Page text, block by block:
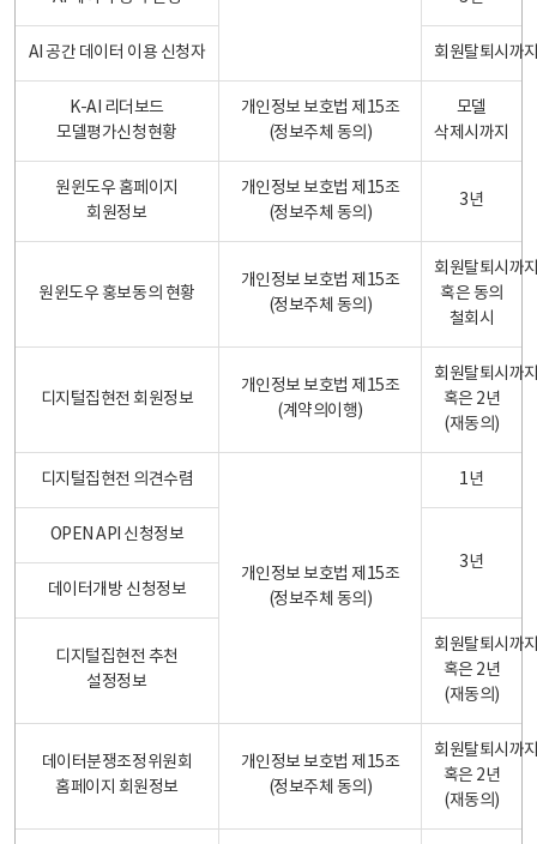
AI 공간 데이터 이용 신청자 회원탈퇴시까
K-AI 리더보드
모델평가신청현황
개인정보 보호법 제15조
(정보주체 동의)
모델
삭제시까지
원윈도우 홈페이지
회원정보
개인정보 보호법 제15조
(정보주체 동의)
3년
원윈도우 홍보동의 현황
개인정보 보호법 제15조
(정보주체 동의)
회원탈퇴시까
혹은 동의
철회시
디지털집현전 회원정보
개인정보 보호법 제15조
(계약의이행)
회원탈퇴시까
혹은 2년
(재동의)
디지털집현전 의견수렴
개인정보 보호법 제15조
(정보주체 동의)
1년
OPEN API 신청정보
3년
데이터개방 신청정보
디지털집현전 추천
설정정보
회원탈퇴시까
혹은 2년
(재동의)
데이터분쟁조정위원회
홈페이지 회원정보
개인정보 보호법 제15조
(정보주체 동의)
회원탈퇴시까
혹은 2년
(재동의)